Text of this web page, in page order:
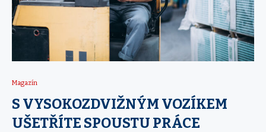
Magazín
S VYSOKOZDVIŽNÝM VOZÍKEM
UŠETŘÍTE SPOUSTU PRÁCE